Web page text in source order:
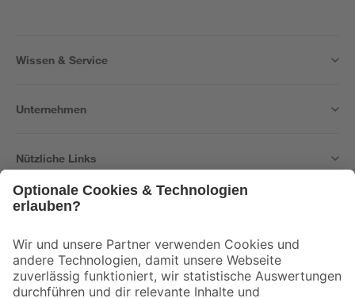
Wissen & Service
Unternehmen
Nützliche Links
Der toom Newsletter: Keine Angebote und Aktionen mehr verpassen!
Zur Newsletter Anmeldung